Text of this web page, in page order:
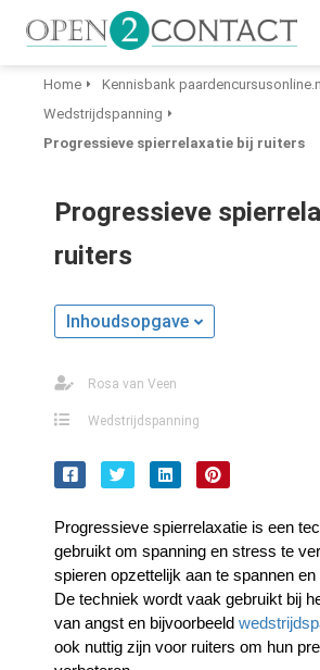
Home
Kennisbank paardencursusonline.nl
Wedstrijdspanning
Progressieve spierrelaxatie bij ruiters
Progressieve
ruiters
Inhoudsopgave
Rosa van Veen
Wedstrijdspanning
Progressieve spierrelaxatie is een
gebruikt om spanning en stress te
spieren opzettelijk aan te spannen en
De techniek wordt vaak gebruikt bij
van angst en bijvoorbeeld
ook nuttig zijn voor ruiters om hun